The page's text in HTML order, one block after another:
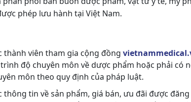
phép lưu hành tại Việt Nam.
thành viên tham gia cộng đồng
độ chuyên môn về dược phẩm hoặc phải có
môn theo quy định của pháp luật.
thông tin về sản phẩm, giá bán, ưu đãi được
NSX:brawn india
Chia sẻ qua mạng xã hội: